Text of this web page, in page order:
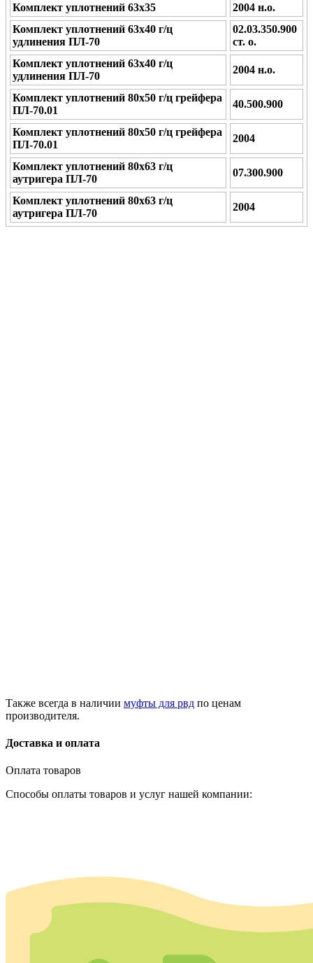
Комплект уплотнений 63х35
2004 н.о.
Комплект уплотнений 63х40 г/ц
удлинения ПЛ-70
02.03.350.900
ст. о.
Комплект уплотнений 63х40 г/ц
удлинения ПЛ-70
2004 н.о.
Комплект уплотнений 80х50 г/ц грейфера
ПЛ-70.01
40.500.900
Комплект уплотнений 80х50 г/ц грейфера
ПЛ-70.01
2004
Комплект уплотнений 80х63 г/ц
аутригера ПЛ-70
07.300.900
Комплект уплотнений 80х63 г/ц
аутригера ПЛ-70
2004
Также всегда в наличии муфты для рвд по ценам
производителя.
Доставка и оплата
Оплата товаров
Способы оплаты товаров и услуг нашей компании: